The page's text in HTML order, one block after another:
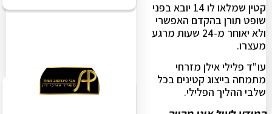
קטין שמלאו לו 14 יובא בפני
שופט תורן בהקדם האפשרי
ולא יאוחר מ-24 שעות מרגע
מעצרו.
עו"ד פלילי אילן מזרחי
מתמחה בייצוג קטינים בכל
שלבי ההליך הפלילי.